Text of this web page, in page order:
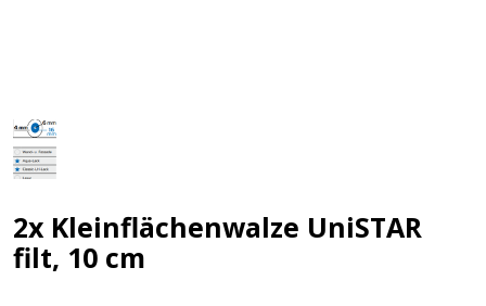
2x Kleinflächenwalze UniSTAR
filt, 10 cm